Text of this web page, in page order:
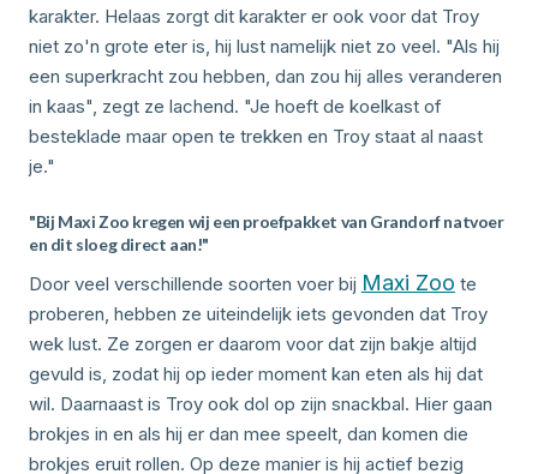
karakter. Helaas zorgt dit karakter er ook voor dat Troy
niet zo'n grote eter is, hij lust namelijk niet zo veel. "Als hij
een superkracht zou hebben, dan zou hij alles veranderen
in kaas", zegt ze lachend. "Je hoeft de koelkast of
besteklade maar open te trekken en Troy staat al naast
je."
"Bij Maxi Zoo kregen wij een proefpakket van Grandorf natvoer
en dit sloeg direct aan!"
Door veel verschillende soorten voer bij Maxi Zoo te
proberen, hebben ze uiteindelijk iets gevonden dat Troy
wek lust. Ze zorgen er daarom voor dat zijn bakje altijd
gevuld is, zodat hij op ieder moment kan eten als hij dat
wil. Daarnaast is Troy ook dol op zijn snackbal. Hier gaan
brokjes in en als hij er dan mee speelt, dan komen die
brokjes eruit rollen. Op deze manier is hij actief bezig